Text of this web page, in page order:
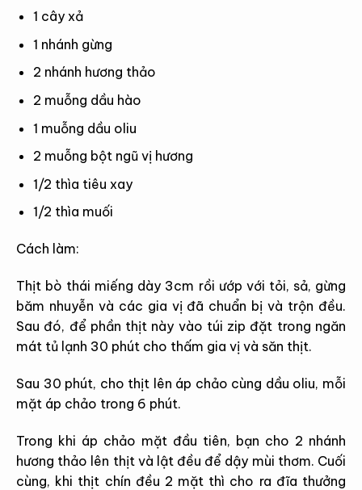
1 cây xả
1 nhánh gừng
2 nhánh hương thảo
2 muỗng dầu hào
1 muỗng dầu oliu
2 muỗng bột ngũ vị hương
1/2 thìa tiêu xay
1/2 thìa muối
Cách làm:
Thịt bò thái miếng dày 3cm rồi ướp với tỏi, sả, gừng
băm nhuyễn và các gia vị đã chuẩn bị và trộn đều.
Sau đó, để phần thịt này vào túi zip đặt trong ngăn
mát tủ lạnh 30 phút cho thấm gia vị và săn thịt.
Sau 30 phút, cho thịt lên áp chảo cùng dầu oliu, mỗi
mặt áp chảo trong 6 phút.
Trong khi áp chảo mặt đầu tiên, bạn cho 2 nhánh
hương thảo lên thịt và lật đều để dậy mùi thơm. Cuối
cùng, khi thịt chín đều 2 mặt thì cho ra đĩa thưởng